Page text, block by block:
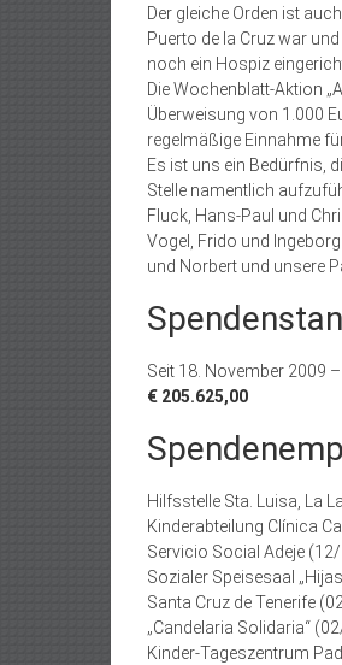
Der gleiche Orden ist
Puerto de la Cruz war
noch ein Hospiz
Die Wochenblatt-Aktion
Überweisung von 1.000
regelmäßige Einnahme
Es ist uns ein Bedürfnis,
Stelle namentlich
Fluck, Hans-Paul und
Vogel, Frido und
und Norbert und unsere
Seit 18. November 2009
€ 205.625,00
Hilfsstelle Sta. Luisa, La
Kinderabteilung Clínica
Servicio Social Adeje
Sozialer Speisesaal
Santa Cruz de Tenerife
„Candelaria Solidaria“
Kinder-Tageszentrum